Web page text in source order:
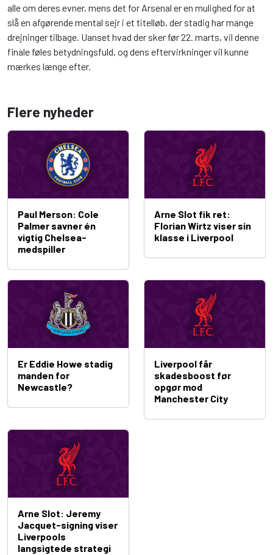
alle om deres evner, mens det for Arsenal er en mulighed for at
slå en afgørende mental sejr i et titelløb, der stadig har mange
drejninger tilbage. Uanset hvad der sker før 22. marts, vil denne
finale føles betydningsfuld, og dens eftervirkninger vil kunne
mærkes længe efter.
Flere nyheder
Paul Merson: Cole
Palmer savner én
vigtig Chelsea-
medspiller
Arne Slot fik ret:
Florian Wirtz viser sin
klasse i Liverpool
Er Eddie Howe stadig
manden for
Newcastle?
Liverpool får
skadesboost før
opgør mod
Manchester City
Arne Slot: Jeremy
Jacquet-signing viser
Liverpools
langsigtede strategi